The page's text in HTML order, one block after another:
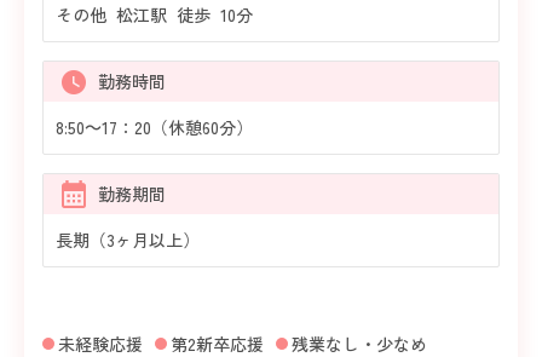
その他 松江駅 徒歩 10分
勤務時間
8:50～17：20（休憩60分）
勤務期間
長期（3ヶ月以上）
未経験応援 第2新卒応援
残業なし・少なめ